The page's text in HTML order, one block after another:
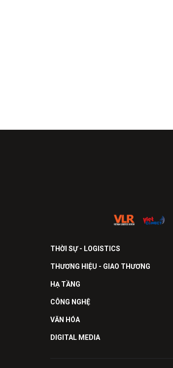
THỜI SỰ - LOGISTICS
THƯƠNG HIỆU - GIAO THƯƠNG
HẠ TẦNG
CÔNG NGHỆ
VĂN HÓA
DIGITAL MEDIA